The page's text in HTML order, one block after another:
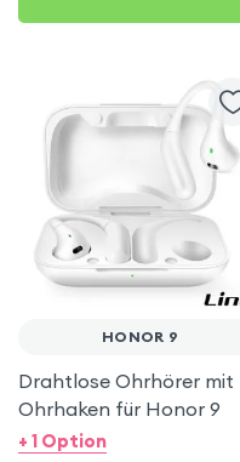
HONOR 9
Drahtlose Ohrhörer mit
Ohrhaken für Honor 9
+ 1 Option